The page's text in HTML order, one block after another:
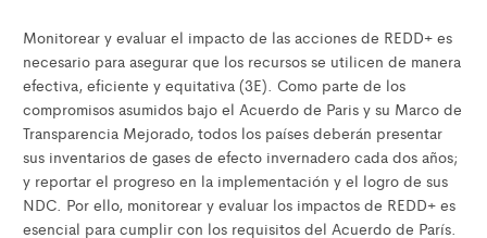
Monitorear y evaluar el impacto de las acciones de REDD+ es
necesario para asegurar que los recursos se utilicen de manera
efectiva, eficiente y equitativa (3E). Como parte de los
compromisos asumidos bajo el Acuerdo de Paris y su Marco de
Transparencia Mejorado, todos los países deberán presentar
sus inventarios de gases de efecto invernadero cada dos años;
y reportar el progreso en la implementación y el logro de sus
NDC. Por ello, monitorear y evaluar los impactos de REDD+ es
esencial para cumplir con los requisitos del Acuerdo de París.